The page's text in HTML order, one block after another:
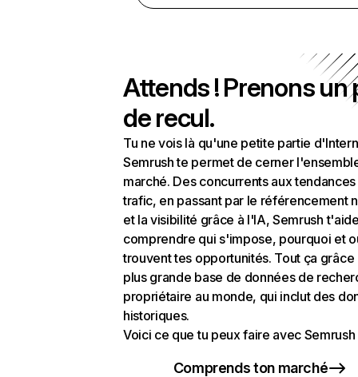
Attends ! Prenons un
de recul.
Tu ne vois là qu'une petite partie
Semrush te permet de cerner
marché. Des concurrents aux
trafic, en passant par le référencement
et la visibilité grâce à l'IA, Semrush
comprendre qui s'impose, pourquoi et
trouvent tes opportunités. Tout ça grâce
plus grande base de données de
propriétaire au monde, qui inclut des
historiques.
Voici ce que tu peux faire avec Semrush
Comprends ton marché